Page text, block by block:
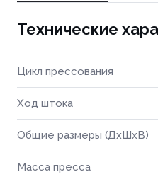
Технические
Цикл прессования
Ход штока
Общие размеры (ДхШхВ)
Масса пресса